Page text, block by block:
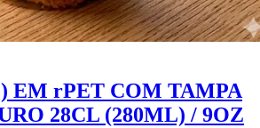
EM rPET COM TAMPA
28CL (280ML) / 9OZ